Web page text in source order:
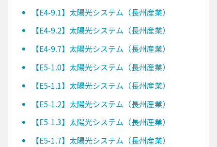
【E4-9.1】太陽光システム（長州産業）
【E4-9.2】太陽光システム（長州産業）
【E4-9.7】太陽光システム（長州産業）
【E5-1.0】太陽光システム（長州産業）
【E5-1.1】太陽光システム（長州産業）
【E5-1.2】太陽光システム（長州産業）
【E5-1.3】太陽光システム（長州産業）
【E5-1.7】太陽光システム（長州産業）